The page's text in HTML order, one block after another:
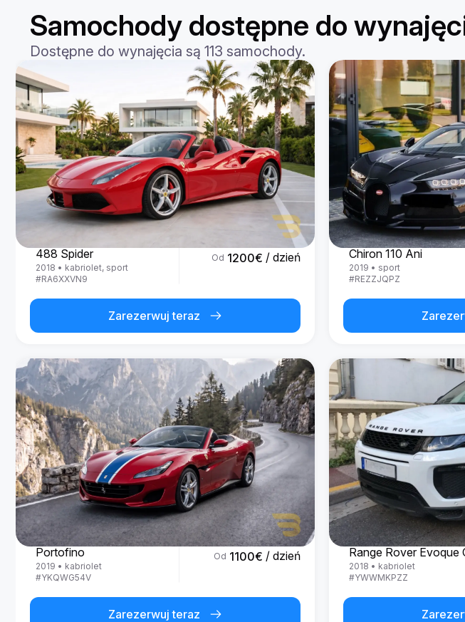
Samochody dostępne do
Dostępne do wynajęcia są 113 samochody.
488 Spider
2018 • kabriolet, sport
#RA6XXVN9
Od 1200€ / dzień
Zarezerwuj teraz
Bugatti
Chiron 110 Ani
2019 • sport
#REZZJQPZ
Ferrari
Portofino
2019 • kabriolet
#YKQWG54V
Od 1100€ / dzień
Zarezerwuj teraz
Land Rover
2018 • kabriolet
#YWWMKPZZ